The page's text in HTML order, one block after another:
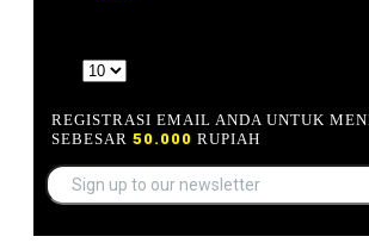
REGISTRASI EMAIL ANDA UNTUK
SEBESAR 50.000 RUPIAH